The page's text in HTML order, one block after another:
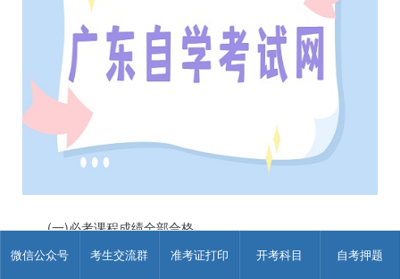
微信公众号 考生交流群 准考证打印 开考科目 自考押题
(一)必考课程成绩全部合格。
(二)选考课程达到最低的学分或门数要求。